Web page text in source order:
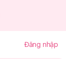
Đăng nhập